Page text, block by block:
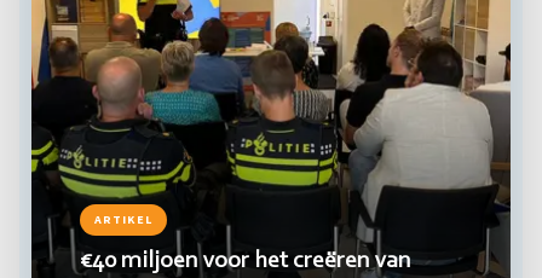
ARTIKEL
€40 miljoen voor het creëren van